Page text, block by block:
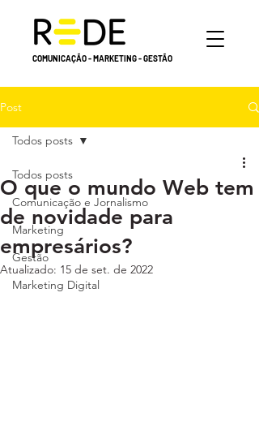
COMUNICAÇÃO - MARKETING - GESTÃO
Post
Todos posts
Comunicação e Jornalismo
Marketing
Gestão
Marketing Digital
Todos posts
O que o mundo Web tem
de novidade para
empresários?
Atualizado: 15 de set. de 2022